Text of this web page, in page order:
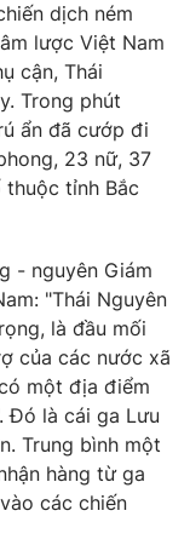
dịch ném
lược Việt Nam
cận, Thái
Trong phút
ẩn đã cướp đi
23 nữ, 37
tỉnh Bắc
- nguyên Giám
"Thái Nguyên
là đầu mối
của các nước xã
một địa điểm
Đó là cái ga Lưu
Trung bình một
hàng từ ga
các chiến